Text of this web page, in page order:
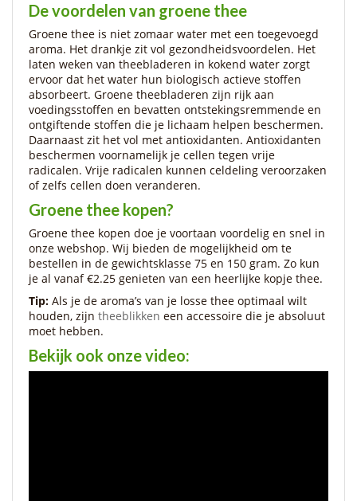
De voordelen van groene thee
Groene thee is niet zomaar water met een toegevoegd
aroma. Het drankje zit vol gezondheidsvoordelen. Het
laten weken van theebladeren in kokend water zorgt
ervoor dat het water hun biologisch actieve stoffen
absorbeert. Groene theebladeren zijn rijk aan
voedingsstoffen en bevatten ontstekingsremmende en
ontgiftende stoffen die je lichaam helpen beschermen.
Daarnaast zit het vol met antioxidanten. Antioxidanten
beschermen voornamelijk je cellen tegen vrije
radicalen. Vrije radicalen kunnen celdeling veroorzaken
of zelfs cellen doen veranderen.
Groene thee kopen?
Groene thee kopen doe je voortaan voordelig en snel in
onze webshop. Wij bieden de mogelijkheid om te
bestellen in de gewichtsklasse 75 en 150 gram. Zo kun
je al vanaf €2.25 genieten van een heerlijke kopje thee.
Tip: Als je de aroma’s van je losse thee optimaal wilt
houden, zijn theeblikken een accessoire die je absoluut
moet hebben.
Bekijk ook onze video: